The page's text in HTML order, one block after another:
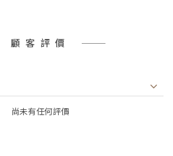
顧客評價
尚未有任何評價